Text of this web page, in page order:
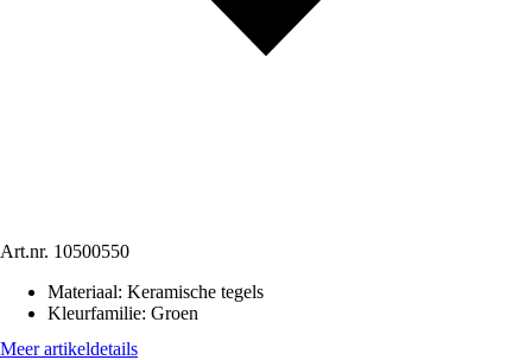
Art.nr. 10500550
Materiaal: Keramische tegels
Kleurfamilie: Groen
Meer artikeldetails